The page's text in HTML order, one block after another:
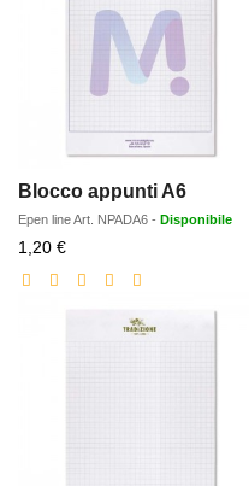
Blocco appunti A6
Epen lineArt. NPADA6 - Disponibile
1,20 €Prezzo
scontato